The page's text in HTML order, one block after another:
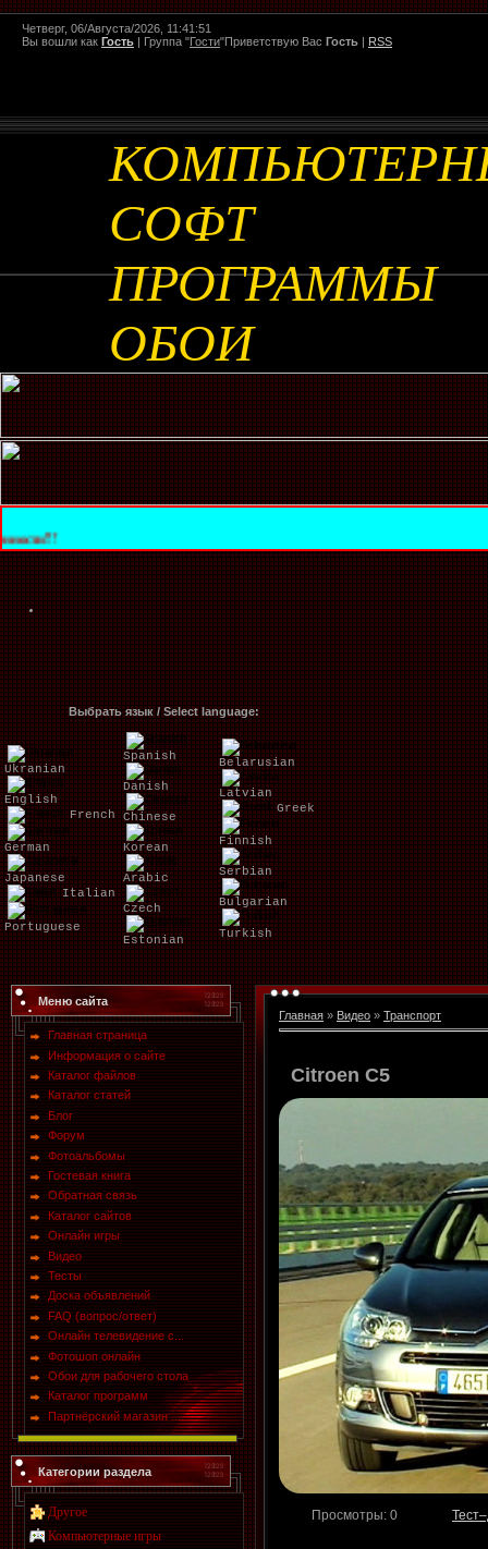
Четверг, 06/Августа/2026, 11:41:51
Вы вошли как Гость | Группа "Гости"Приветствую Вас Гость | RSS
СОФТ
ПРОГРАММЫ
ОБОИ
Выбрать язык / Select language:
Ukranian
English
French
German
Japanese
Italian
Portuguese
Spanish
Danish
Chinese
Korean
Arabic
Czech
Estonian
Belarusian
Latvian
Greek
Finnish
Serbian
Bulgarian
Turkish
Меню сайта
Главная страница
Информация о сайте
Каталог файлов
Каталог статей
Блог
Форум
Фотоальбомы
Гостевая книга
Обратная связь
Каталог сайтов
Онлайн игры
Видео
Тесты
Доска объявлений
FAQ (вопрос/ответ)
Онлайн телевидение с...
Фотошоп онлайн
Обои для рабочего стола
Каталог программ
Партнёрский магазин ...
Категории раздела
Другое
Компьютерные игры
Главная » Видео » Транспорт
Citroen C5
Просмотры: 0